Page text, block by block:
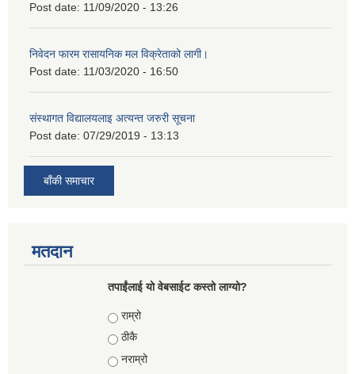
Post date: 11/09/2020 - 13:26
निवेदन फारम रासायनिक मल विक्रेताको लागी।
Post date: 11/03/2020 - 16:50
संस्थागत विद्यालयलाइ अत्यन्त जरुरी सूचना
Post date: 07/29/2019 - 13:13
बाँकी समाचार
मतदान
तपाईंलाई यो वेबसाईट कस्तो लाग्यो?
Choices
राम्रो
ठीकै
नराम्रो